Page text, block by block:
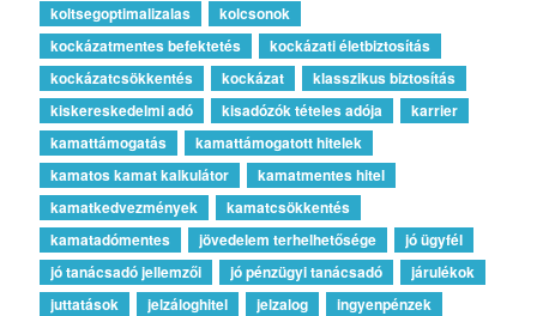
koltsegoptimalizalas
kolcsonok
kockázatmentes befektetés
kockázati életbiztosítás
kockázatcsökkentés
kockázat
klasszikus biztosítás
kiskereskedelmi adó
kisadózók tételes adója
karrier
kamattámogatás
kamattámogatott hitelek
kamatos kamat kalkulátor
kamatmentes hitel
kamatkedvezmények
kamatcsökkentés
kamatadómentes
jövedelem terhelhetősége
jó ügyfél
jó tanácsadó jellemzői
jó pénzügyi tanácsadó
járulékok
juttatások
jelzáloghitel jelzalog
ingyenpénzek